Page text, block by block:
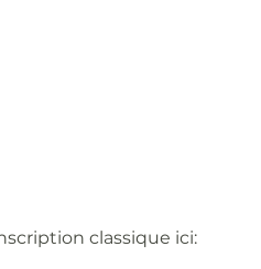
classique ici: